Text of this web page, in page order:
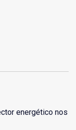
energético nos